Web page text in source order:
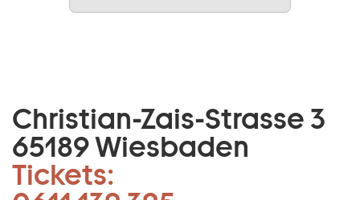
Christian-Zais-Strasse 3
65189 Wiesbaden
Tickets: